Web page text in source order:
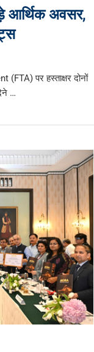
आर्थिक अवसर,
पर हस्ताक्षर दोनों
…